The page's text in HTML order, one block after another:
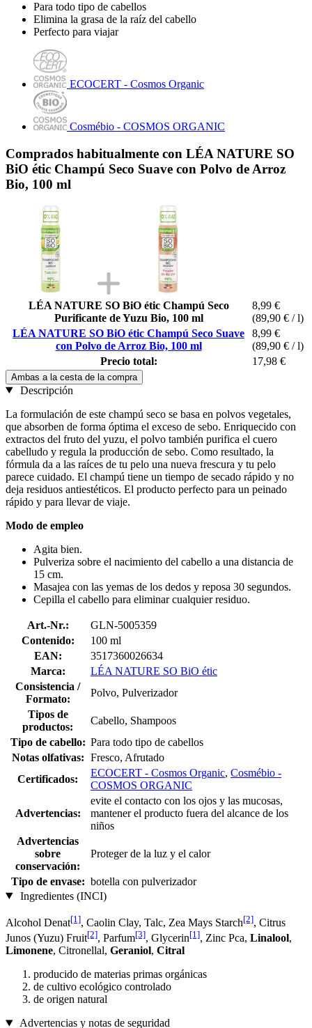
Para todo tipo de cabellos
Elimina la grasa de la raíz del cabello
Perfecto para viajar
ECOCERT - Cosmos Organic
Cosmébio - COSMOS ORGANIC
Comprados habitualmente con LÉA NATURE SO
BiO étic Champú Seco Suave con Polvo de Arroz
Bio, 100 ml
LÉA NATURE SO BiO étic Champú Seco
Purificante de Yuzu Bio, 100 ml
8,99 €
(89,90 € / l)
LÉA NATURE SO BiO étic Champú Seco Suave
con Polvo de Arroz Bio, 100 ml
8,99 €
(89,90 € / l)
Precio total:
17,98 €
Ambas a la cesta de la compra
Descripción
La formulación de este champú seco se basa en polvos vegetales,
que absorben de forma óptima el exceso de sebo. Enriquecido con
extractos del fruto del yuzu, el polvo también purifica el cuero
cabelludo y regula la producción de sebo. Como resultado, la
fórmula da a las raíces de tu pelo una nueva frescura y tu pelo
parece cuidado. El champú tiene un tiempo de secado rápido y no
deja residuos antiestéticos. El producto perfecto para un peinado
rápido y para llevar de viaje.
Modo de empleo
Agita bien.
Pulveriza sobre el nacimiento del cabello a una distancia de
15 cm.
Masajea con las yemas de los dedos y reposa 30 segundos.
Cepilla el cabello para eliminar cualquier residuo.
Art.-Nr.:
GLN-5005359
Contenido:
100 ml
EAN:
3517360026634
Marca:
LÉA NATURE SO BiO étic
Consistencia /
Formato:
Polvo, Pulverizador
Tipos de
productos:
Cabello, Shampoos
Tipo de cabello: Para todo tipo de cabellos
Notas olfativas: Fresco, Afrutado
Certificados:
ECOCERT - Cosmos Organic, Cosmébio -
COSMOS ORGANIC
Advertencias:
evite el contacto con los ojos y las mucosas,
mantener el producto fuera del alcance de los
niños
Advertencias
sobre
conservación:
Proteger de la luz y el calor
Tipo de envase: botella con pulverizador
Ingredientes (INCI)
Alcohol Denat[1], Caolin Clay, Talc, Zea Mays Starch[2], Citrus
Junos (Yuzu) Fruit[2], Parfum[3], Glycerin[1], Zinc Pca, Linalool,
Limonene, Citronellal, Geraniol, Citral
producido de materias primas orgánicas
de cultivo ecológico controlado
de origen natural
Advertencias y notas de seguridad